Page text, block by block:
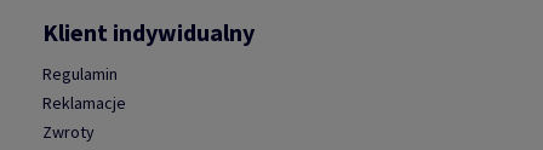
Klient indywidualny
Regulamin
Reklamacje
Zwroty